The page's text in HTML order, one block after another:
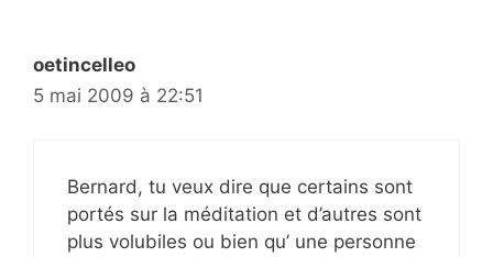
oetincelleo
5 mai 2009 à 22:51
Bernard, tu veux dire que certains sont
portés sur la méditation et d’autres sont
plus volubiles ou bien qu’ une personne